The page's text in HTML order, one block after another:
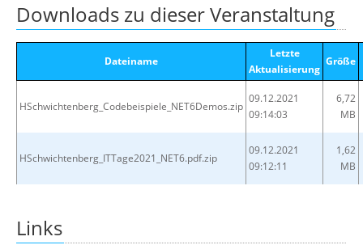
Downloads zu dieser Veranstaltung
Dateiname
Letzte
Aktualisierung
Größe
HSchwichtenberg_Codebeispiele_NET6Demos.zip
09.12.2021
09:14:03
6,72
MB
HSchwichtenberg_ITTage2021_NET6.pdf.zip
09.12.2021
09:12:11
1,62
MB
Links